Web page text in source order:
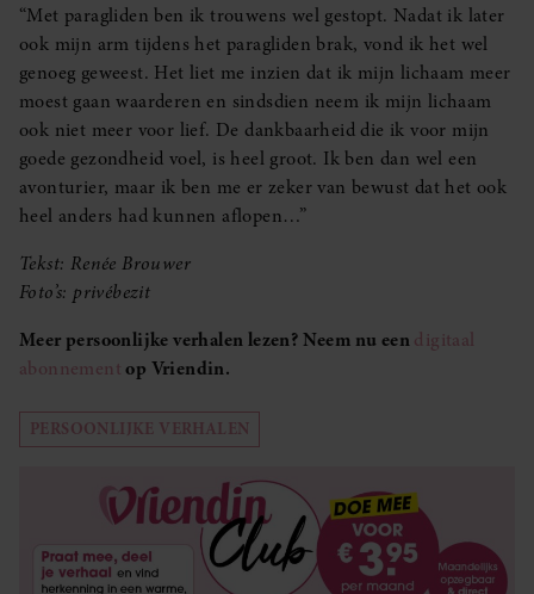
“Met paragliden ben ik trouwens wel gestopt. Nadat ik later
ook mijn arm tijdens het paragliden brak, vond ik het wel
genoeg geweest. Het liet me inzien dat ik mijn lichaam meer
moest gaan waarderen en sindsdien neem ik mijn lichaam
ook niet meer voor lief. De dankbaarheid die ik voor mijn
goede gezondheid voel, is heel groot. Ik ben dan wel een
avonturier, maar ik ben me er zeker van bewust dat het ook
heel anders had kunnen aflopen…”
Tekst: Renée Brouwer
Foto’s: privébezit
Meer persoonlijke verhalen lezen? Neem nu eendigitaal
abonnementop Vriendin.
PERSOONLIJKE VERHALEN